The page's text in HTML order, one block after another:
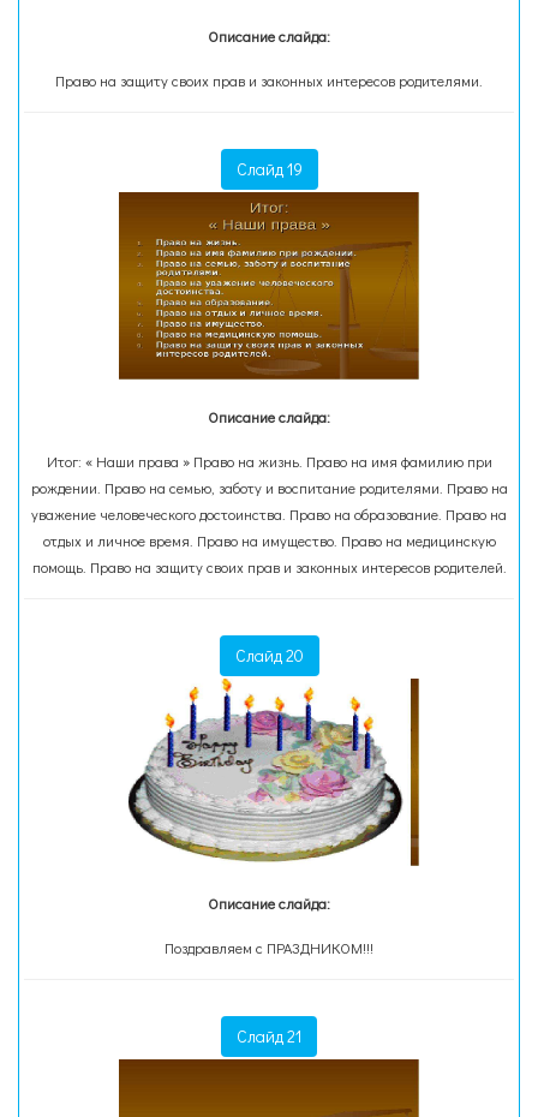
Описание слайда:
Право на защиту своих прав и законных интересов родителями.
Слайд 19
Описание слайда:
Итог: « Наши права » Право на жизнь. Право на имя фамилию при
рождении. Право на семью, заботу и воспитание родителями. Право на
уважение человеческого достоинства. Право на образование. Право на
отдых и личное время. Право на имущество. Право на медицинскую
помощь. Право на защиту своих прав и законных интересов родителей.
Слайд 20
Описание слайда:
Поздравляем с ПРАЗДНИКОМ!!!
Слайд 21